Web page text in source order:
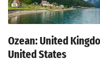
Ozean: United
United States